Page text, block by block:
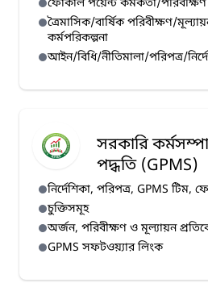
ফোকাল পয়েন্ট কর্মকর্তা/
ত্রৈমাসিক/বার্ষিক পরিবীক্ষণ/
কর্মপরিকল্পনা
আইন/বিধি/নীতিমালা/পরিপত্র/
সরকারি
পদ্ধতি (GPMS)
নির্দেশিকা, পরিপত্র, GPMS টিম,
চুক্তিসমূহ
অর্জন, পরিবীক্ষণ ও মূল্যায়ন
GPMS সফটওয়্যার লিংক